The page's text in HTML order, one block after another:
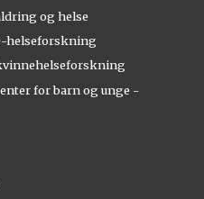
og helse
helseforskning
for barn og unge -